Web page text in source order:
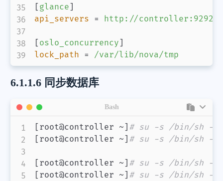
[ glance ]
api_servers = http://controller:9292
[ oslo_concurrency ]
lock_path = /var/lib/nova/tmp
6.1.1.6 同步数据库
[ root@controller ~ ] # su -s /bin/sh -c
[ root@controller ~ ] # su -s /bin/sh -c
[ root@controller ~ ] # su -s /bin/sh -c
[ root@controller ~ ] # su -s /bin/sh -c
Bash